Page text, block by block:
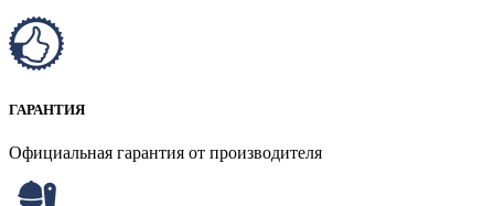
ГАРАНТИЯ
Официальная гарантия от производителя